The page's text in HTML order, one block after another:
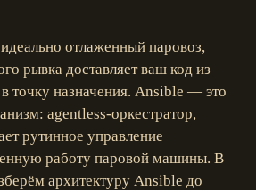
отлаженный паровоз,
рывка доставляет ваш код из
точку назначения. Ansible — это
agentless-оркестратор,
рутинное управление
работу паровой машины. В
архитектуру Ansible до